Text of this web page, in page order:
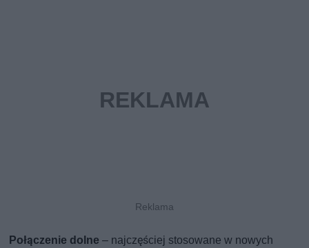
Połączenie dolne – najczęściej stosowane w nowych